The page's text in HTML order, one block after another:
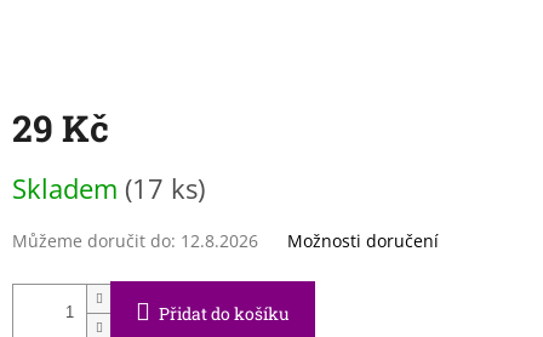
29 Kč
cena:
Skladem (17 ks)
Můžeme doručit do: 12.8.2026 Možnosti doručení
Přidat do košíku